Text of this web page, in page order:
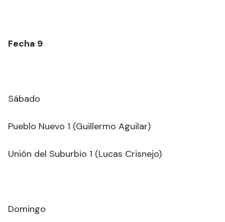
Fecha 9
Sábado
Pueblo Nuevo 1 (Guillermo Aguilar)
Unión del Suburbio 1 (Lucas Crisnejo)
Domingo